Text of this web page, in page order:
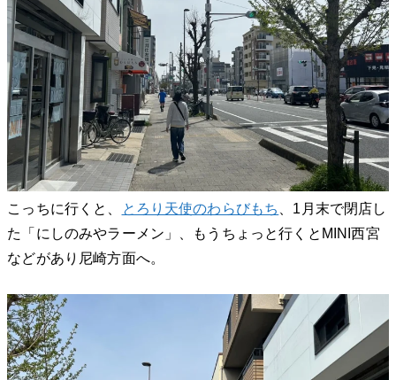
こっちに行くと、 とろり天使のわらびもち
、1月末で閉店し
た「にしのみやラーメン」、もうちょっと行くとMINI西宮
などがあり尼崎方面へ。